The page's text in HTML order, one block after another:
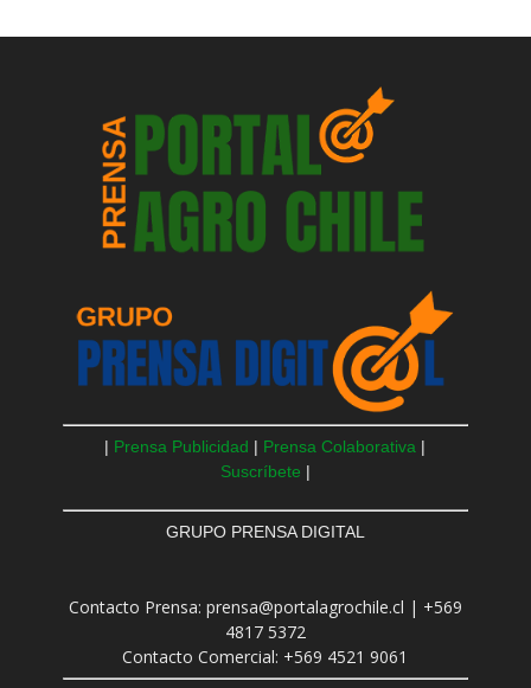
| Prensa Publicidad | Prensa Colaborativa |
Suscríbete |
GRUPO PRENSA DIGITAL
Contacto Prensa: prensa@portalagrochile.cl | +569
4817 5372
Contacto Comercial: +569 4521 9061